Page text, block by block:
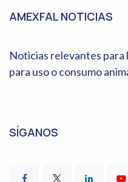
AMEXFAL NOTICIAS
Noticias relevantes para
para uso o consumo
SÍGANOS